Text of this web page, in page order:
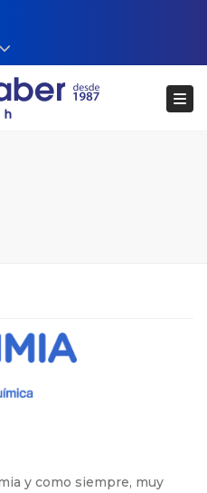
Close top bar
y como siempre, muy